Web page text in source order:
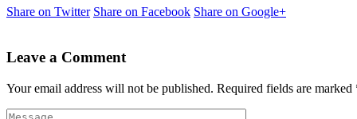
Share on Twitter Share on Facebook Share on Google+
Leave a Comment
Your email address will not be published. Required fields are marked